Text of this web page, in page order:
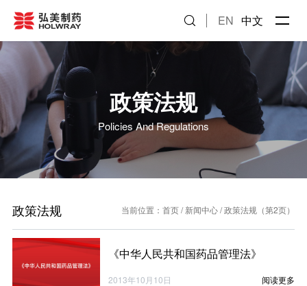
EN 中文
政策法规
Policies And Regulations
政策法规 当前位置：首页/新闻中心/政策法规 （第2页）
《中华人民共和国药品管理法》
2013年10月10日 阅读更多